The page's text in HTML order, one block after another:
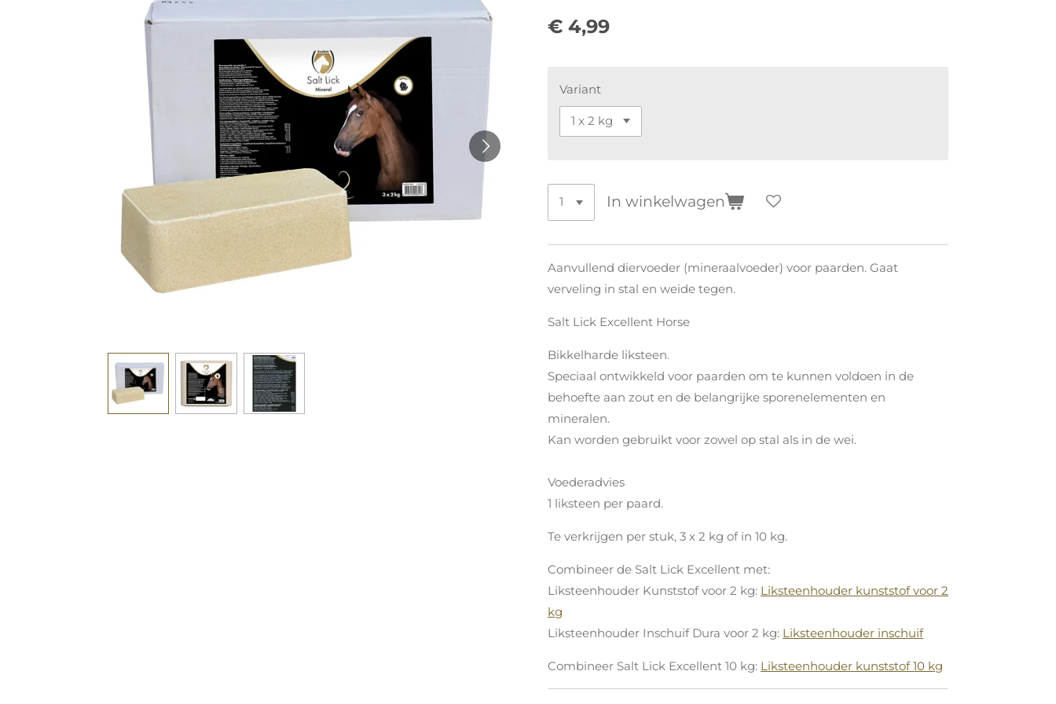
€ 4,99
Variant
In winkelwagen
Aanvullend diervoeder (mineraalvoeder) voor paarden. Gaat
verveling in stal en weide tegen.
Salt Lick Excellent Horse
Bikkelharde liksteen.
Speciaal ontwikkeld voor paarden om te kunnen voldoen in de
behoefte aan zout en de belangrijke sporenelementen en
mineralen.
Kan worden gebruikt voor zowel op stal als in de wei.
Voederadvies
1 liksteen per paard.
Te verkrijgen per stuk, 3 x 2 kg of in 10 kg.
Combineer de Salt Lick Excellent met:
Liksteenhouder Kunststof voor 2 kg: Liksteenhouder kunststof voor 2
kg
Liksteenhouder Inschuif Dura voor 2 kg: Liksteenhouder inschuif
Combineer Salt Lick Excellent 10 kg: Liksteenhouder kunststof 10 kg